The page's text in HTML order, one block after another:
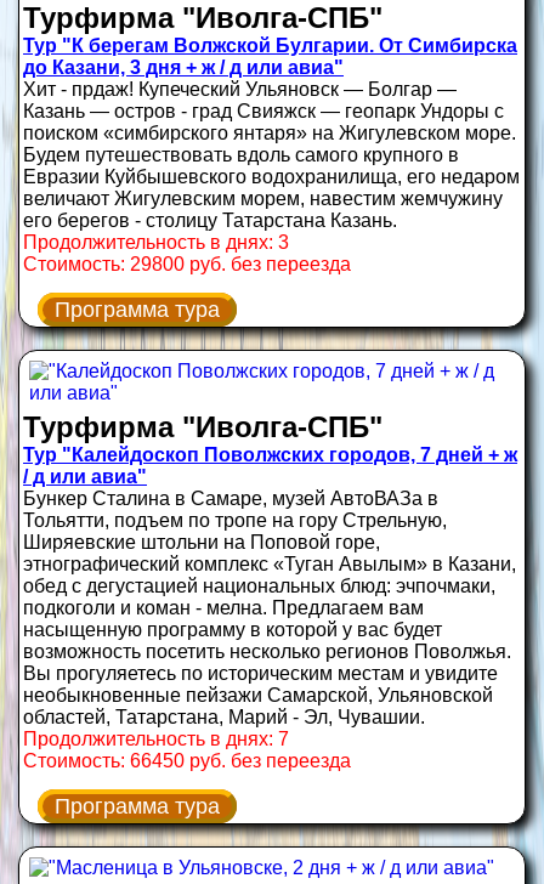
Турфирма "Иволга-СПБ"
Тур "К берегам Волжской Булгарии. От Симбирска
до Казани, 3 дня + ж / д или авиа"
Хит - прдаж! Купеческий Ульяновск — Болгар —
Казань — остров - град Свияжск — геопарк Ундоры с
поиском «симбирского янтаря» на Жигулевском море.
Будем путешествовать вдоль самого крупного в
Евразии Куйбышевского водохранилища, его недаром
величают Жигулевским морем, навестим жемчужину
его берегов - столицу Татарстана Казань.
Продолжительность в днях: 3
Стоимость: 29800 руб. без переезда
Программа тура
Турфирма "Иволга-СПБ"
Тур "Калейдоскоп Поволжских городов, 7 дней + ж
/ д или авиа"
Бункер Сталина в Самаре, музей АвтоВАЗа в
Тольятти, подъем по тропе на гору Стрельную,
Ширяевские штольни на Поповой горе,
этнографический комплекс «Туган Авылым» в Казани,
обед с дегустацией национальных блюд: эчпочмаки,
подкоголи и коман - мелна. Предлагаем вам
насыщенную программу в которой у вас будет
возможность посетить несколько регионов Поволжья.
Вы прогуляетесь по историческим местам и увидите
необыкновенные пейзажи Самарской, Ульяновской
областей, Татарстана, Марий - Эл, Чувашии.
Продолжительность в днях: 7
Стоимость: 66450 руб. без переезда
Программа тура